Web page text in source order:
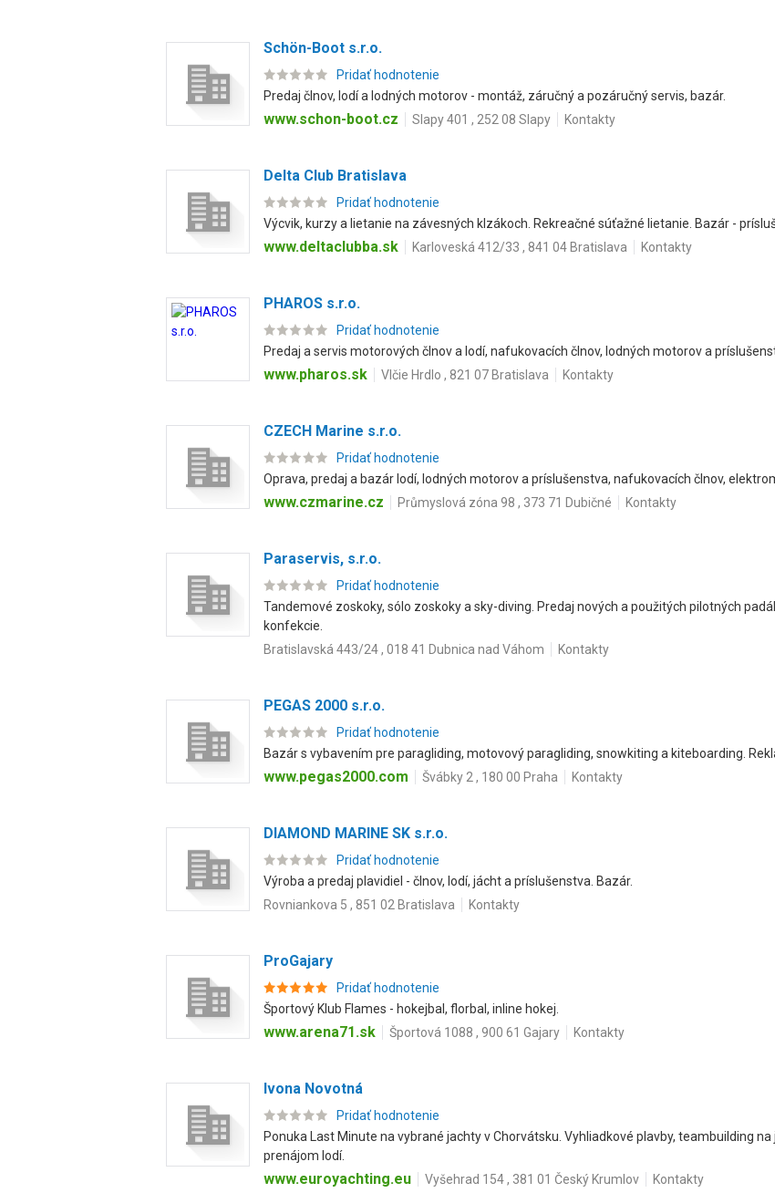
Schön-Boot s.r.o.
Pridať hodnotenie
Predaj člnov, lodí a lodných motorov - montáž, záručný a pozáručný servis, bazár.
www.schon-boot.cz Slapy 401 , 252 08 Slapy Kontakty
Delta Club Bratislava
Pridať hodnotenie
Výcvik, kurzy a lietanie na závesných klzákoch. Rekreačné súťažné lietanie. Bazár -
www.deltaclubba.sk Karloveská 412/33 , 841 04 Bratislava Kontakty
PHAROS s.r.o.
Pridať hodnotenie
Predaj a servis motorových člnov a lodí, nafukovacích člnov, lodných motorov a
www.pharos.sk Vlčie Hrdlo , 821 07 Bratislava Kontakty
CZECH Marine s.r.o.
Pridať hodnotenie
Oprava, predaj a bazár lodí, lodných motorov a príslušenstva, nafukovacích člnov,
www.czmarine.cz Průmyslová zóna 98 , 373 71 Dubičné Kontakty
Paraservis, s.r.o.
Pridať hodnotenie
Tandemové zoskoky, sólo zoskoky a sky-diving. Predaj nových a použitých pilotných
konfekcie.
Bratislavská 443/24 , 018 41 Dubnica nad Váhom
Kontakty
PEGAS 2000 s.r.o.
Pridať hodnotenie
Bazár s vybavením pre paragliding, motovový paragliding, snowkiting a kiteboarding.
www.pegas2000.com Švábky 2 , 180 00 Praha Kontakty
DIAMOND MARINE SK s.r.o.
Pridať hodnotenie
Výroba a predaj plavidiel - člnov, lodí, jácht a príslušenstva. Bazár.
Rovniankova 5 , 851 02 Bratislava
Kontakty
ProGajary
Pridať hodnotenie
Športový Klub Flames - hokejbal, florbal, inline hokej.
www.arena71.sk Športová 1088 , 900 61 Gajary Kontakty
Ivona Novotná
Pridať hodnotenie
Ponuka Last Minute na vybrané jachty v Chorvátsku. Vyhliadkové plavby, teambuilding
prenájom lodí.
www.euroyachting.eu Vyšehrad 154 , 381 01 Český Krumlov Kontakty